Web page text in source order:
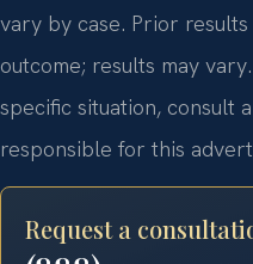
vary by case. Prior
outcome; results may
specific situation, consult
responsible for this
Request a